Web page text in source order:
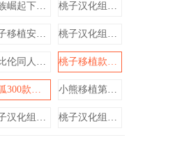
异族崛起下载安装汉化版 桃子汉化组移植游戏大全
桃子移植安卓直装游戏 桃子汉化组移植的安卓游戏大全
巴比伦同人汉化游戏 桃子移植款纸巾盒游戏大全
冷狐300款免费游戏汉化最新版本 小熊移植第五驱动汉化版全部
桃子汉化组移植安卓rpg游戏 桃子汉化组游戏安卓直装